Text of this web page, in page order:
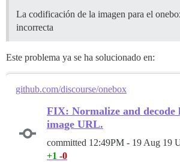
La codificación de la imagen para el
incorrecta
Este problema ya se ha solucionado en:
github.com/discourse/onebox
FIX: Normalize and
image URL.
committed 12:49PM - 19 Aug 19
+1 -0